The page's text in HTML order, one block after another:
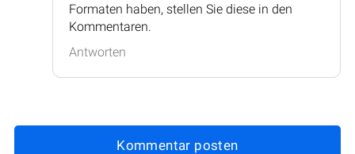
Formaten haben, stellen Sie diese in den
Kommentaren.
Antworten
Kommentar posten